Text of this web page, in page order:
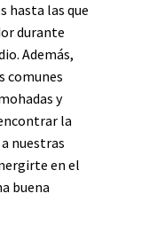
hasta las que
durante
Además,
comunes
y
la
nuestras
en el
buena